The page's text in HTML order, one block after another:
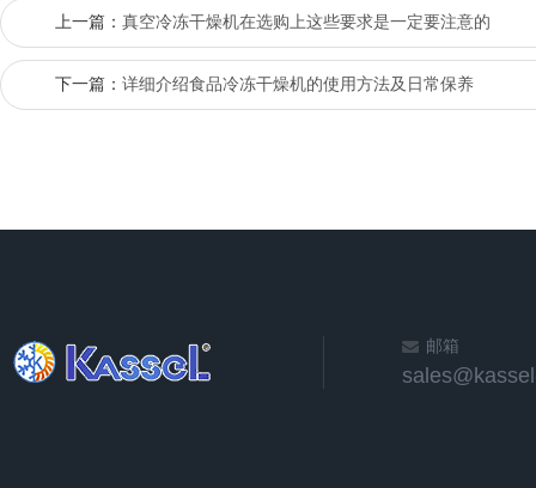
上一篇： 真空冷冻干燥机在选购上这些要求是一定要注意的
下一篇： 详细介绍食品冷冻干燥机的使用方法及日常保养
邮箱